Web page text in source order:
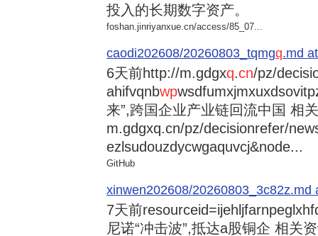
投入的长期数字资产。
foshan.jinriyanxue.cn/access/85_07...
caodi202608/20260803_tqmgq.md
6天前http://m.gdgxq.cn/pz/
ahifvqnbwp
来”,跨国企业产业链回流中国 相
m.gdgxq.cn/pz/decisionrefer/
ezlsudouzdycwgaquvcj&node...
GitHub
xinwen202608/20260803_3c82z.md
7天前
尼诺“冲击波”,抵达a股铜企 相关